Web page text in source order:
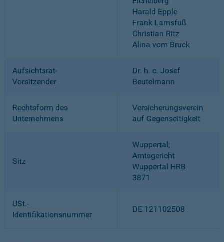
Harald Epple
Frank Lamsfuß
Christian Ritz
Alina vom Bruck
Aufsichtsrat-
Vorsitzender
Dr. h. c. Josef
Beutelmann
Rechtsform des
Unternehmens
Versicherungsverein
auf Gegenseitigkeit
Sitz
Wuppertal;
Amtsgericht
Wuppertal HRB
3871
USt.-
Identifikationsnummer
DE 121102508